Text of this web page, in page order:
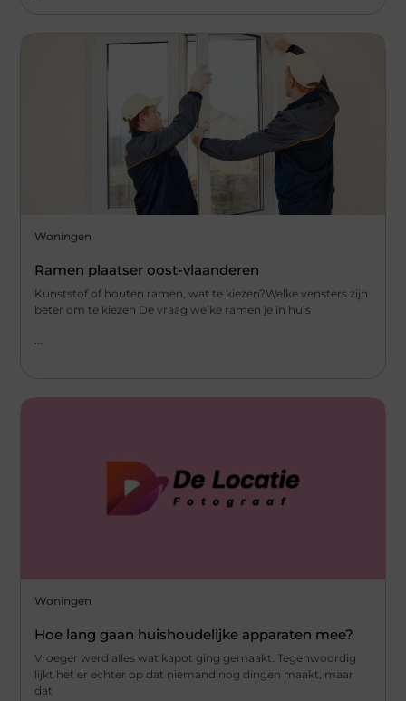
Woningen
Ramen plaatser oost-vlaanderen
Kunststof of houten ramen, wat te kiezen?Welke vensters zijn
beter om te kiezen De vraag welke ramen je in huis
Woningen
Hoe lang gaan huishoudelijke apparaten mee?
Vroeger werd alles wat kapot ging gemaakt. Tegenwoordig
lijkt het er echter op dat niemand nog dingen maakt, maar
dat